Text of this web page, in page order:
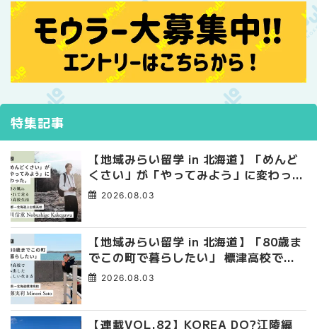
特集記事
【地域みらい留学 in 北海道】「めんど
くさい」が「やってみよう」に変わっ
た。 十勝の風に吹かれて走る、僕の泥
2026.08.03
【地域みらい留学 in 北海道】「80歳ま
でこの町で暮らしたい」 標津高校で踏
み出した、私らしい生き方
2026.08.03
【連載VOL.82】KOREA DO?江陵編